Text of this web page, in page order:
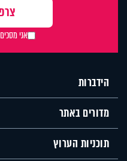
אני מסכים
הידברות
מדורים באתר
תוכניות הערוץ